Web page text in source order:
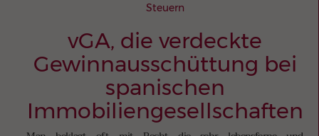
Steuern
vGA, die verdeckte
Gewinnausschüttung bei
spanischen
Immobiliengesellschaften